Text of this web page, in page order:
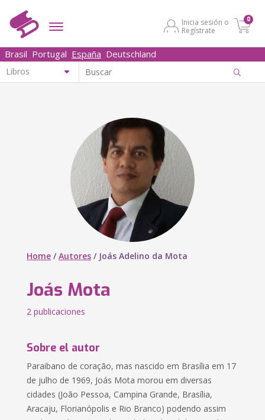
Inicia sesión o
Regístrate
0
Brasil Portugal España Deutschland
Home /Autores / Joás Adelino da Mota
Joás Mota
2 publicaciones
Sobre el autor
Paraibano de coração, mas nascido em Brasília em 17
de julho de 1969, Joás Mota morou em diversas
cidades (João Pessoa, Campina Grande, Brasília,
Aracaju, Florianópolis e Rio Branco) podendo assim